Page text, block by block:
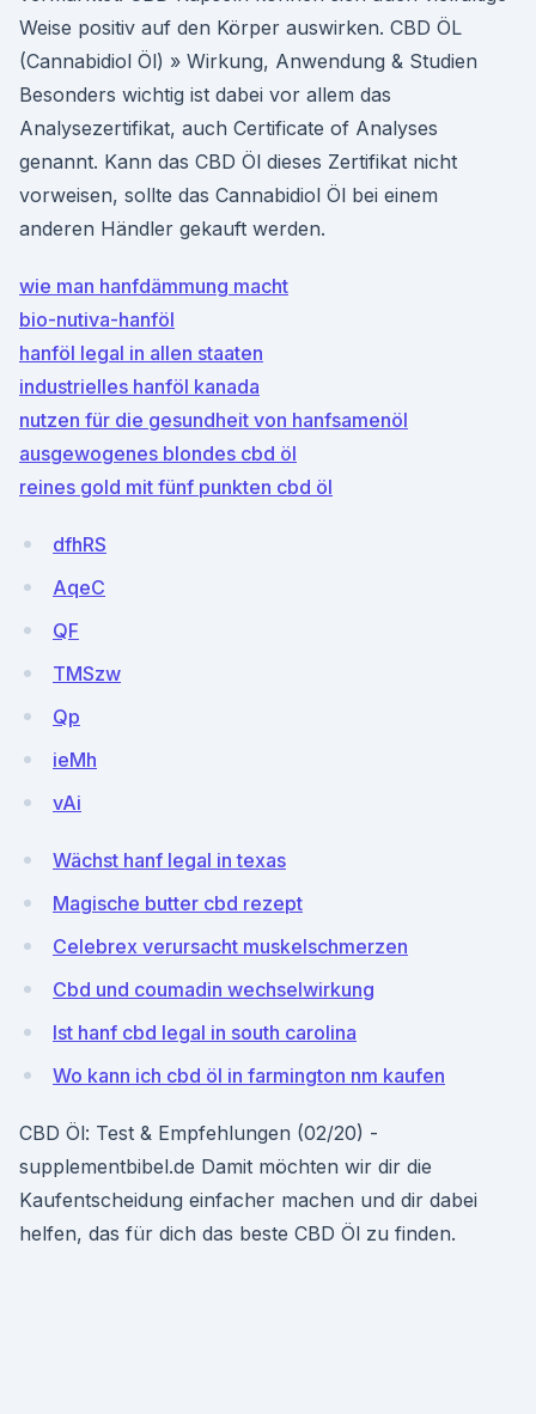
Weise positiv auf den Körper auswirken. CBD ÖL
(Cannabidiol Öl) » Wirkung, Anwendung & Studien
Besonders wichtig ist dabei vor allem das
Analysezertifikat, auch Certificate of Analyses
genannt. Kann das CBD Öl dieses Zertifikat nicht
vorweisen, sollte das Cannabidiol Öl bei einem
anderen Händler gekauft werden.
wie man hanfdämmung macht
bio-nutiva-hanföl
hanföl legal in allen staaten
industrielles hanföl kanada
nutzen für die gesundheit von hanfsamenöl
ausgewogenes blondes cbd öl
reines gold mit fünf punkten cbd öl
dfhRS
AqeC
QF
TMSzw
Qp
ieMh
vAi
Wächst hanf legal in texas
Magische butter cbd rezept
Celebrex verursacht muskelschmerzen
Cbd und coumadin wechselwirkung
Ist hanf cbd legal in south carolina
Wo kann ich cbd öl in farmington nm kaufen
CBD Öl: Test & Empfehlungen (02/20) -
supplementbibel.de Damit möchten wir dir die
Kaufentscheidung einfacher machen und dir dabei
helfen, das für dich das beste CBD Öl zu finden.